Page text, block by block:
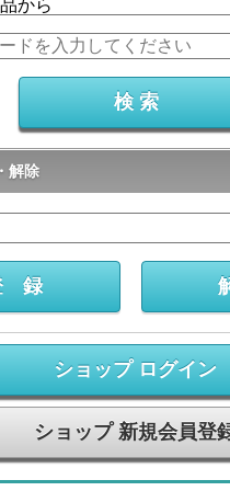
解除
ショップ ログイン
ショップ 新規会員登